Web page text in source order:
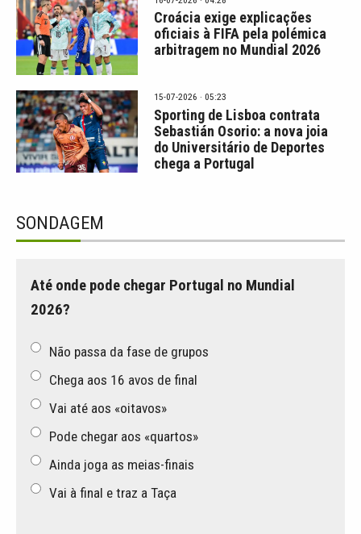
Croácia exige explicações
oficiais à FIFA pela polémica
arbitragem no Mundial 2026
15-07-2026 · 05:23
Sporting de Lisboa contrata
Sebastián Osorio: a nova joia
do Universitário de Deportes
chega a Portugal
SONDAGEM
Até onde pode chegar Portugal no Mundial
2026?
Não passa da fase de grupos
Chega aos 16 avos de final
Vai até aos «oitavos»
Pode chegar aos «quartos»
Ainda joga as meias-finais
Vai à final e traz a Taça